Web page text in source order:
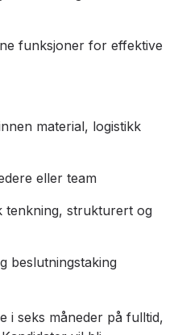
funksjoner for effektive
material, logistikk
eller team
tenkning, strukturert og
beslutningstaking
i seks måneder på fulltid,